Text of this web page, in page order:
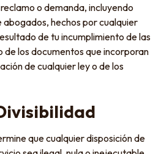
o demanda, incluyendo
hechos por cualquier
de tu incumplimiento de las
de los documentos que incorporan
de cualquier ley o de los
que cualquier disposición de